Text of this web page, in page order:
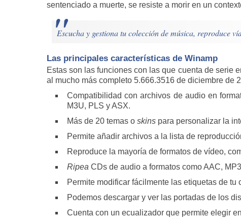
sentenciado a muerte, se resiste a morir en un
Escucha y gestiona tu colección de música, reproduce
Las principales características de Winamp
Estas son las funciones con las que cuenta de serie
al mucho más completo 5.666.3516 de diciembre de
Compatibilidad con archivos de audio en
M3U, PLS y ASX.
Más de 20 temas o skins para personalizar la
Permite añadir archivos a la lista de
Reproduce la mayoría de formatos de vídeo,
Ripea CDs de audio a formatos como AAC,
Permite modificar fácilmente las etiquetas de tu
Podemos descargar y ver las portadas de los
Cuenta con un ecualizador que permite elegir